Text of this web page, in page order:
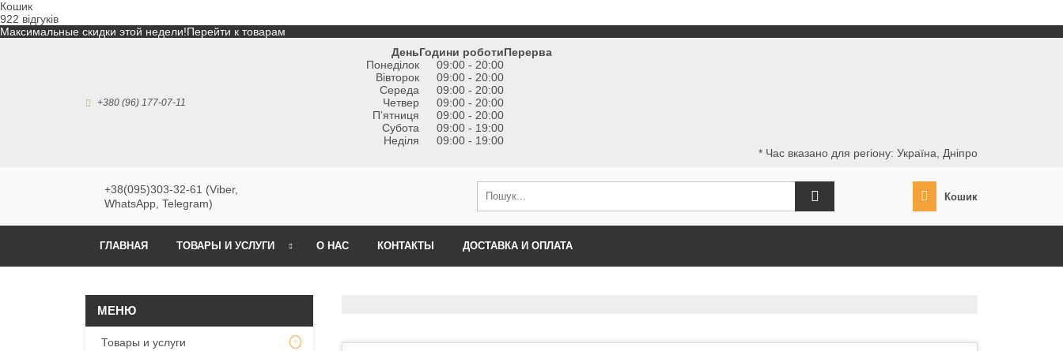
Кошик
922 відгуків
Максимальные скидки этой недели!Перейти к товарам
+380 (96) 177-07-11
ДеньГодини роботиПерерва
Понеділок
09:00 - 20:00
Вівторок
09:00 - 20:00
Середа
09:00 - 20:00
Четвер
09:00 - 20:00
Пʼятниця
09:00 - 20:00
Субота
09:00 - 19:00
Неділя
09:00 - 19:00
* Час вказано для регіону: Україна, Дніпро
+38(095)303-32-61 (Viber,
WhatsApp, Telegram)
Кошик
ГЛАВНАЯ ТОВАРЫ И УСЛУГИ О НАС КОНТАКТЫ ДОСТАВКА И ОПЛАТА
Товары и услуги